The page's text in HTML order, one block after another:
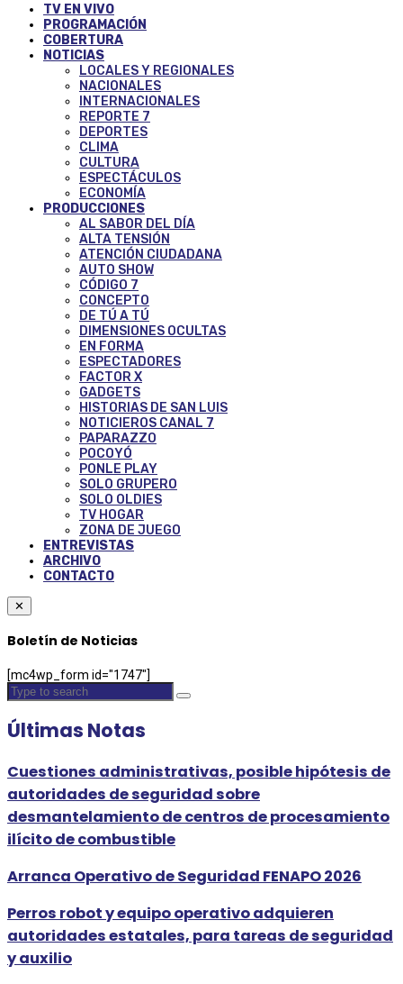
TV EN VIVO
PROGRAMACIÓN
COBERTURA
NOTICIAS
LOCALES Y REGIONALES
NACIONALES
INTERNACIONALES
REPORTE 7
DEPORTES
CLIMA
CULTURA
ESPECTÁCULOS
ECONOMÍA
PRODUCCIONES
AL SABOR DEL DÍA
ALTA TENSIÓN
ATENCIÓN CIUDADANA
AUTO SHOW
CÓDIGO 7
CONCEPTO
DE TÚ A TÚ
DIMENSIONES OCULTAS
EN FORMA
ESPECTADORES
FACTOR X
GADGETS
HISTORIAS DE SAN LUIS
NOTICIEROS CANAL 7
PAPARAZZO
POCOYÓ
PONLE PLAY
SOLO GRUPERO
SOLO OLDIES
TV HOGAR
ZONA DE JUEGO
ENTREVISTAS
ARCHIVO
CONTACTO
✕
Boletín de Noticias
[mc4wp_form id="1747"]
Últimas Notas
Cuestiones administrativas, posible hipótesis de
autoridades de seguridad sobre
desmantelamiento de centros de procesamiento
ilícito de combustible
Arranca Operativo de Seguridad FENAPO 2026
Perros robot y equipo operativo adquieren
autoridades estatales, para tareas de seguridad
y auxilio